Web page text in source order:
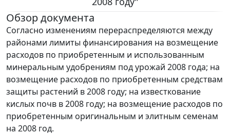
Обзор документа
Согласно изменениям перераспределяются между
районами лимиты финансирования на возмещение
расходов по приобретенным и использованным
минеральным удобрениям под урожай 2008 года; на
возмещение расходов по приобретенным средствам
защиты растений в 2008 году; на известкование
кислых почв в 2008 году; на возмещение расходов по
приобретенным оригинальным и элитным семенам
на 2008 год.